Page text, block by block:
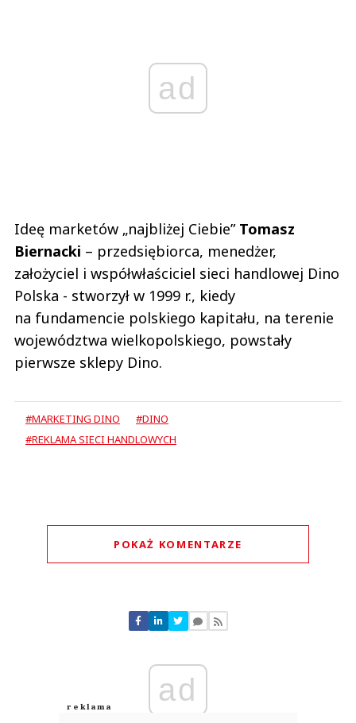
ad
Ideę marketów „najbliżej Ciebie”Tomasz
Biernacki – przedsiębiorca, menedżer,
założyciel i współwłaściciel sieci handlowej Dino
Polska - stworzył w 1999 r., kiedy
na fundamencie polskiego kapitału, na terenie
województwa wielkopolskiego, powstały
pierwsze sklepy Dino.
#MARKETING DINO
#DINO
#REKLAMA SIECI HANDLOWYCH
POKAŻ KOMENTARZE
Nie znaleziono komentarzy
Zostaw swoje komentarze
Anuluj
ad